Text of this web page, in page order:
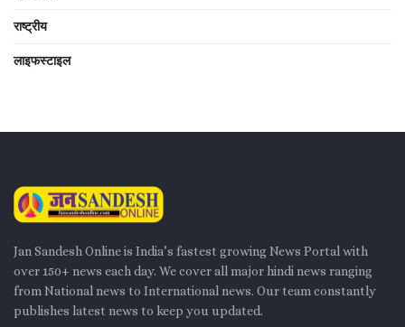
राष्ट्रीय
लाइफस्टाइल
Jan Sandesh Online is India’s fastest growing News Portal with
over 150+ news each day. We cover all major hindi news ranging
from National news to International news. Our team constantly
publishes latest news to keep you updated.